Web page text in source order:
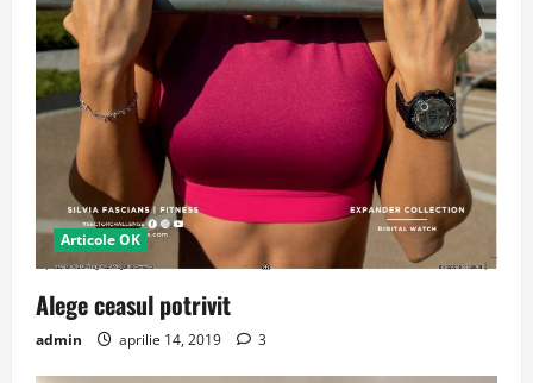
Articole OK
Alege ceasul potrivit
admin aprilie 14, 2019 3